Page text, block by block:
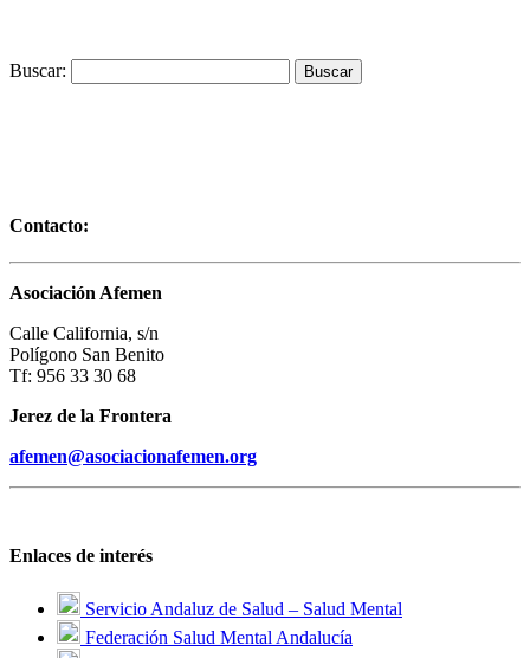
Buscar:
Contacto:
Asociación Afemen
Calle California, s/n
Polígono San Benito
Tf: 956 33 30 68
Jerez de la Frontera
afemen@asociacionafemen.org
Enlaces de interés
Servicio Andaluz de Salud – Salud Mental
Federación Salud Mental Andalucía